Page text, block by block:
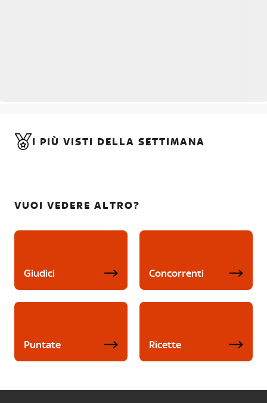
I PIÙ VISTI DELLA SETTIMANA
VUOI VEDERE ALTRO?
Giudici Concorrenti
Puntate Ricette